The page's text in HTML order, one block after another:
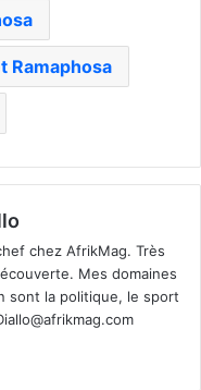
Ramaphosa
chez AfrikMag. Très
Mes domaines
sont la politique, le sport